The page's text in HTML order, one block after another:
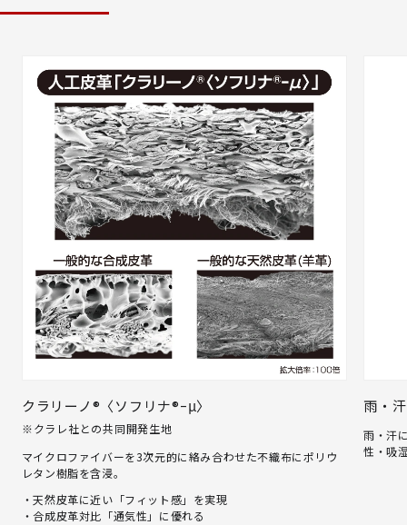
クラリーノ®〈ソフリナ®ｰμ〉
※クラレ社との共同開発生地
マイクロファイバーを3次元的に絡み合わせた不織布にポリウ
レタン樹脂を含浸。
・天然皮革に近い「フィット感」を実現
・合成皮革対比「通気性」に優れる
雨・
雨・汗
性・吸